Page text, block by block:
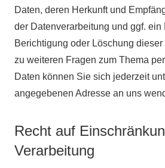
Daten, deren Herkunft und
der Datenverarbeitung und ggf. ein
Berichtigung oder Löschung
zu weiteren Fragen zum Thema
Daten können Sie sich jederzeit
angegebenen Adresse an uns
Recht auf
Verarbeitung